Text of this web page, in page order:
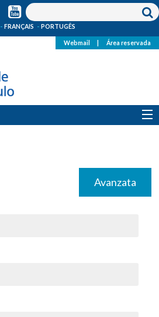
FRANÇAIS PORTUGÊS
Webmail Área reservada
Avanzata